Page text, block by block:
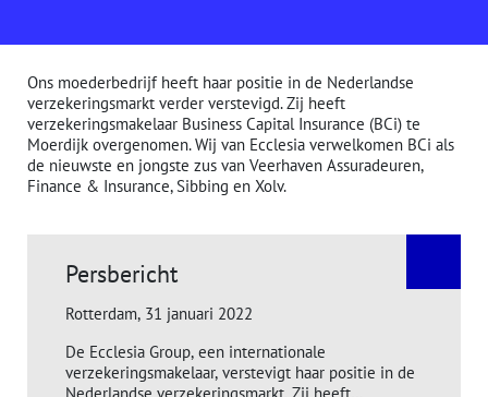
Ons moederbedrijf heeft haar positie in de Nederlandse
verzekeringsmarkt verder verstevigd. Zij heeft
verzekeringsmakelaar Business Capital Insurance (BCi) te
Moerdijk overgenomen. Wij van Ecclesia verwelkomen BCi als
de nieuwste en jongste zus van Veerhaven Assuradeuren,
Finance & Insurance, Sibbing en Xolv.
Persbericht
Rotterdam, 31 januari 2022
De Ecclesia Group, een internationale
verzekeringsmakelaar, verstevigt haar positie in de
Nederlandse verzekeringsmarkt. Zij heeft